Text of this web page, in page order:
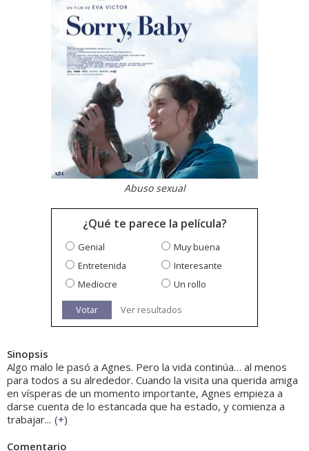
Abuso sexual
¿Qué te parece la película?
Genial
Muy buena
Entretenida
Interesante
Mediocre
Un rollo
Votar Ver resultados
Sinopsis
Algo malo le pasó a Agnes. Pero la vida continúa… al menos
para todos a su alrededor. Cuando la visita una querida amiga
en vísperas de un momento importante, Agnes empieza a
darse cuenta de lo estancada que ha estado, y comienza a
trabajar... (+)
Comentario